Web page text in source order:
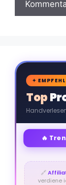
✦
Top
🔥
🔗
verdiene